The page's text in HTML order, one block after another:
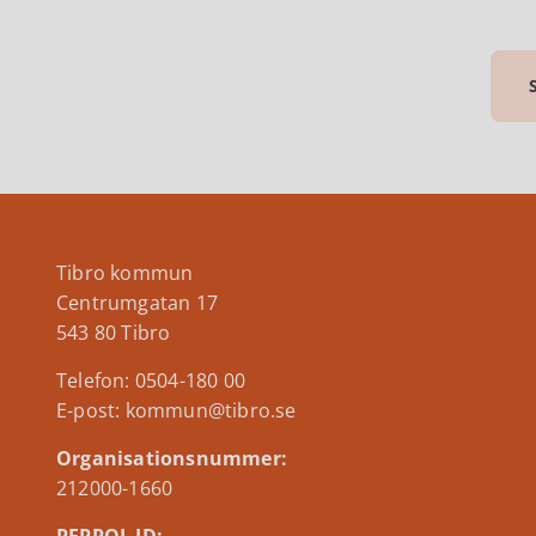
Tibro kommun
Centrumgatan 17
543 80 Tibro
Telefon: 0504-180 00
E-post: kommun@tibro.se
Organisationsnummer:
212000-1660